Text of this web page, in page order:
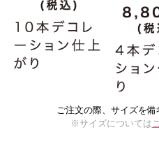
ご注文の際、サイズを備
※サイズについては